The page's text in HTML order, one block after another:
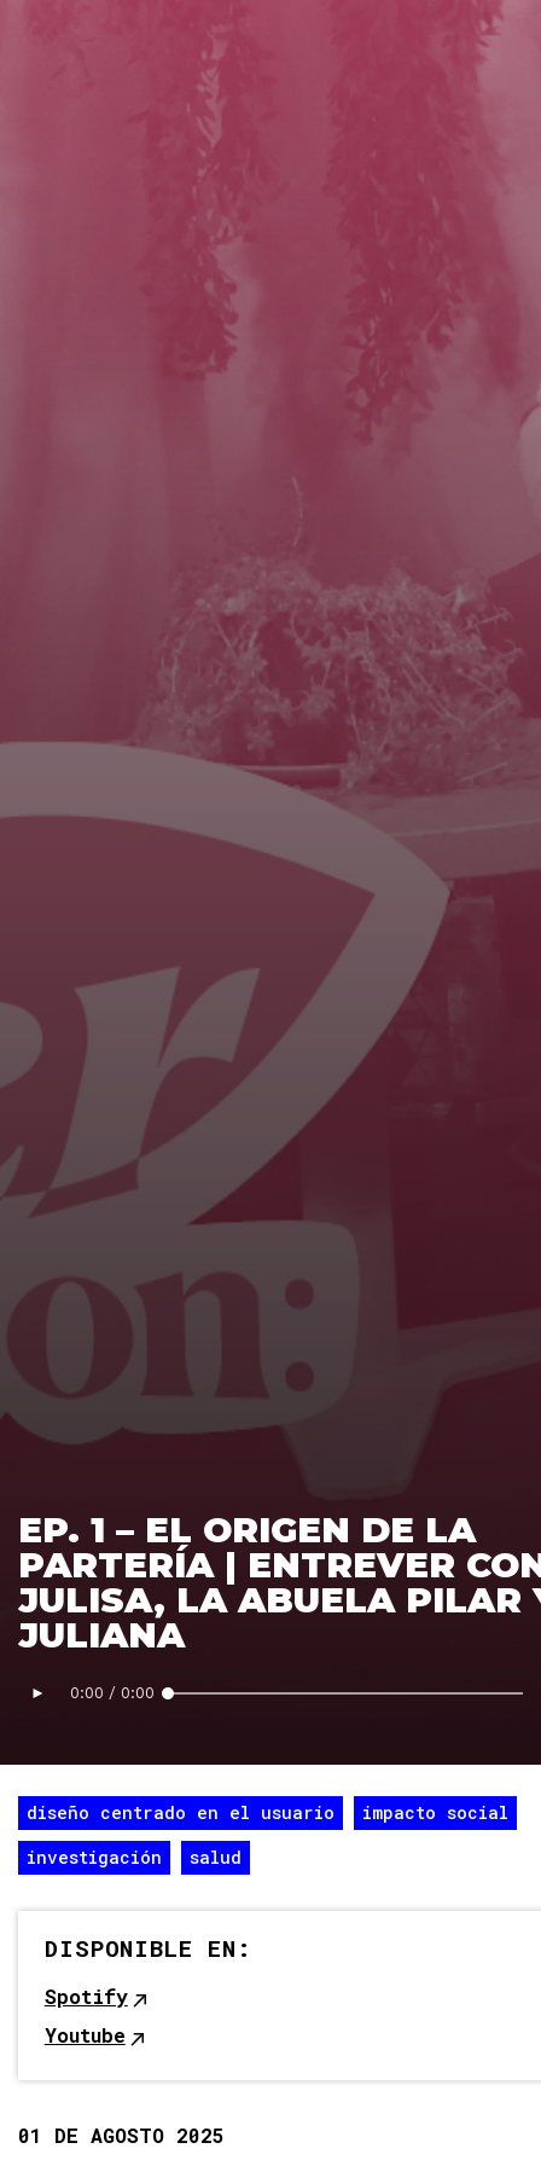
EP. 1 – EL ORIGEN DE LA
PARTERÍA | ENTREVER
JULISA, LA ABUELA PILAR
JULIANA
► 0:00 / 0:00
diseño centrado en el usuario
impacto social
investigación
salud
DISPONIBLE EN:
Spotify
Youtube
01 DE AGOSTO 2025